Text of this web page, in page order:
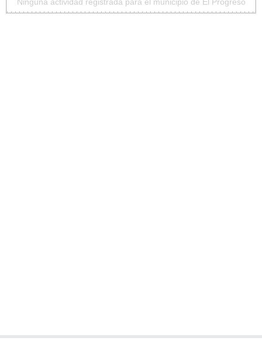
Ninguna actividad registrada para el municipio de El Progreso